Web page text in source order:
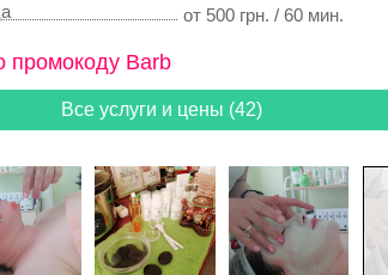
от 500 грн. / 60 мин.
промокоду Barb
Все услуги и цены (42)